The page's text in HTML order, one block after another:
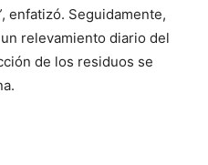
, enfatizó. Seguidamente,
relevamiento diario del
de los residuos se